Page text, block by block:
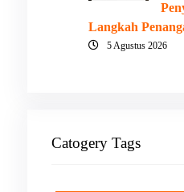
Langkah
5 Agustus 2026
Catogery Tags